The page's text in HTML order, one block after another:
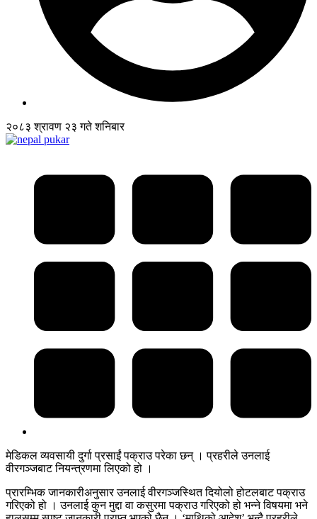
२०८३ श्रावण २३ गते शनिबार
मेडिकल व्यवसायी दुर्गा प्रसाईं पक्राउ परेका छन् । प्रहरीले उनलाई
वीरगञ्जबाट नियन्त्रणमा लिएको हो ।
प्रारम्भिक जानकारीअनुसार उनलाई वीरगञ्जस्थित दियोलो होटलबाट पक्राउ
गरिएको हो । उनलाई कुन मुद्दा वा कसुरमा पक्राउ गरिएको हो भन्ने विषयमा भने